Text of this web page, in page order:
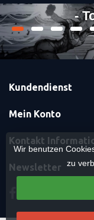
-
Kundendienst
Mein Konto
Kontakt
Newsletter
Wir benutzen
zu